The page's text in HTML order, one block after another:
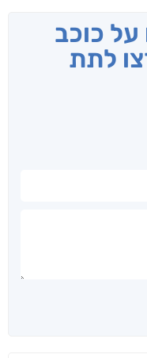
על כוכב
לתת